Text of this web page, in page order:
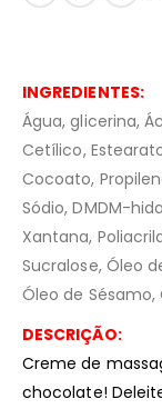
INGREDIENTES:
Água, glicerina,
Cetílico,
Cocoato,
Sódio, DMDM-
Xantana,
Sucralose, Óleo
Óleo de Sésamo,
DESCRIÇÃO:
Creme de
chocolate!